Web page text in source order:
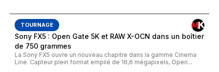
TOURNAGE
Sony FX5 : Open Gate 5K et RAW X-OCN dans un boîtier
de 750 grammes
La Sony FX5 ouvre un nouveau chapitre dans la gamme Cinema
Line. Capteur plein format empilé de 16,6 mégapixels, Open...